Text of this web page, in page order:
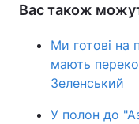
Вас також
Ми готові на
мають
Зеленський
У полон до